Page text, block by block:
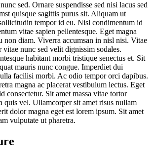
sed. Ornare suspendisse sed nisi lacus sed
quisque sagittis purus sit. Aliquam ut
tempor id eu. Nisl condimentum id
vitae sapien pellentesque. Eget magna
non diam. Viverra accumsan in nisl nisi. Vitae
vitae nunc sed velit dignissim sodales.
habitant morbi tristique senectus et. Sit
mauris nunc congue. Imperdiet dui
facilisi morbi. Ac odio tempor orci dapibus.
magna ac placerat vestibulum lectus. Eget
consectetur. Sit amet massa vitae tortor
quis vel. Ullamcorper sit amet risus nullam
dolor magna eget est lorem ipsum. Sit amet
vulputate ut pharetra.